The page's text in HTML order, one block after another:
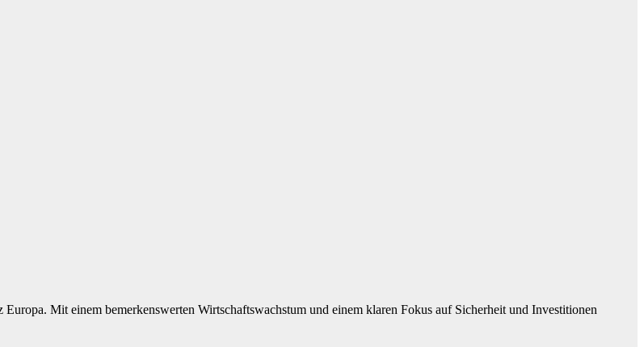
Mit einem bemerkenswerten Wirtschaftswachstum und einem klaren Fokus auf Sicherheit und Investitionen